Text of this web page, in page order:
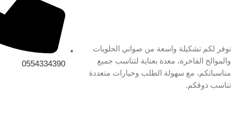
نوفر لكم تشكيلة واسعة من صواني الحلويات
والموالح الفاخرة، معدة بعناية لتناسب جميع
مناسباتكم، مع سهولة الطلب وخيارات متعددة
تناسب ذوقكم.
0554334390